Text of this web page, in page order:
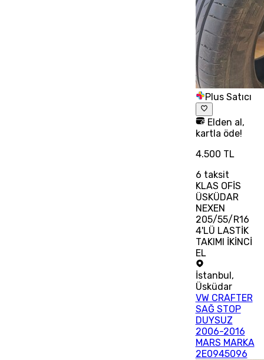
Plus Satıcı
Elden al,
kartla öde!
4.500 TL
6 taksit
KLAS OFİS
ÜSKÜDAR
NEXEN
205/55/R16
4'LÜ LASTİK
TAKIMI İKİNCİ
EL
İstanbul,
Üsküdar
VW CRAFTER
SAĞ STOP
DUYSUZ
2006-2016
MARS MARKA
2E0945096